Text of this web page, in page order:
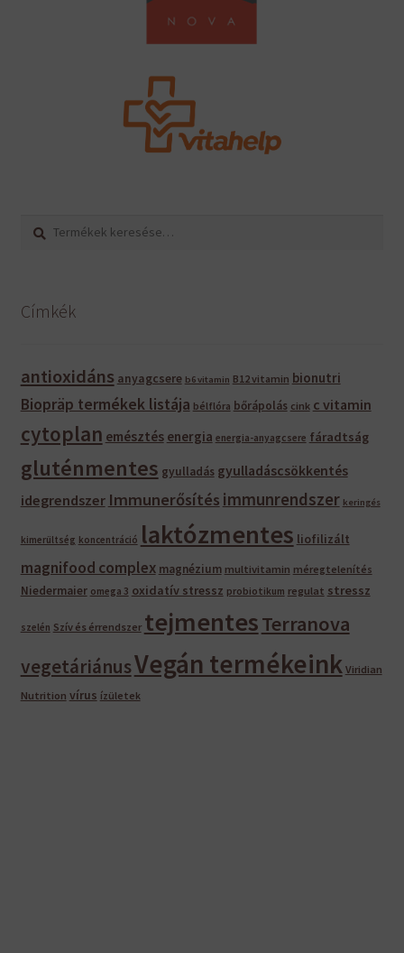
Címkék
antioxidáns anyagcsere b6 vitamin B12 vitamin bionutri
Biopräp termékek listája bélflóra bőrápolás cink c vitamin
cytoplan emésztés energia energia-anyagcsere fáradtság
gluténmentes gyulladás gyulladáscsökkentés
idegrendszer Immunerősítés immunrendszer keringés
kimerültség koncentráció laktózmentes liofilizált
magnifood complex magnézium multivitamin méregtelenítés
Niedermaier omega 3 oxidatív stressz probiotikum regulat stressz
szelén Szív és érrendszer tejmentesTerranova
vegetáriánusVegán termékeink Viridian
Nutrition vírus ízületek